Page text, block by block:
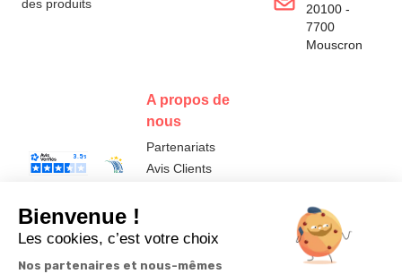
des produits
A propos de
nous
Partenariats
Avis Clients
20100 -
7700
Mouscron
Données
personnelles et
Paramétrer
les cookies
légales
Conditions
générales de